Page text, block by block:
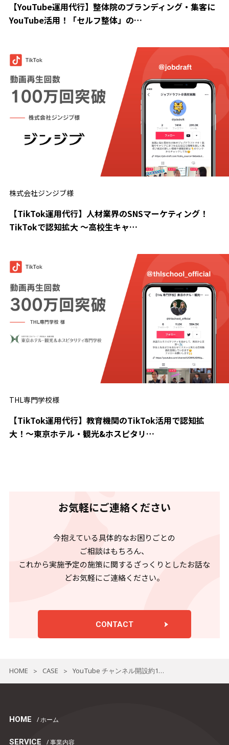
【YouTube運用代行】整体院のブランディング・集客に
YouTube活用！「セルフ整体」の…
株式会社ジンジブ様
【TikTok運用代行】人材業界のSNSマーケティング！
TikTokで認知拡大 ～高校生キャ…
THL専門学校様
【TikTok運用代行】教育機関のTikTok活用で認知拡
大！～東京ホテル・観光&ホスピタリ…
お気軽にご連絡ください
今抱えている具体的なお困りごとの
ご相談はもちろん、
これから実施予定の施策に関するざっくりとしたお話な
どお気軽にご連絡ください。
CONTACT
HOME > CASE > YouTube チャンネル開設約1ヶ月で登録者数6万人超え！～【あるごXXX】の実績～
HOME / ホーム
SERVICE / 事業内容